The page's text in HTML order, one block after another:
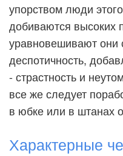
упорством люди
добиваются высоких
уравновешивают они
деспотичность,
- страстность и
все же следует
в юбке или в штанах
Характерные